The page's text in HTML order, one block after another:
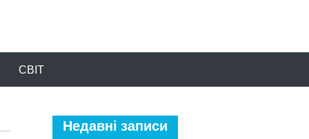
СВІТ
Недавні записи